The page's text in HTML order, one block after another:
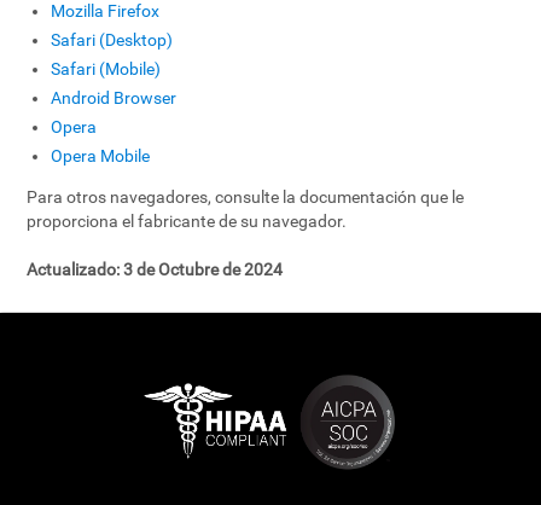
Mozilla Firefox
Safari (Desktop)
Safari (Mobile)
Android Browser
Opera
Opera Mobile
Para otros navegadores, consulte la documentación que le
proporciona el fabricante de su navegador.
Actualizado: 3 de Octubre de 2024